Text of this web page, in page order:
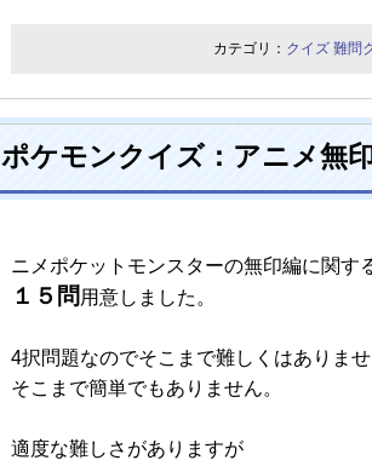
カテゴリ： クイズ 難問
ポケモンクイズ：アニメ無
ニメポケットモンスターの無印編に関す
１５問 用意しました。
4択問題なのでそこまで難しくはありま
そこまで簡単でもありません。
適度な難しさがありますが